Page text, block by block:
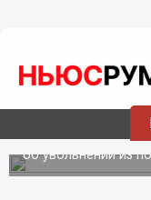
Экс-
Новгорода
«Доме-2»
Старший лейтенант
об увольнении из